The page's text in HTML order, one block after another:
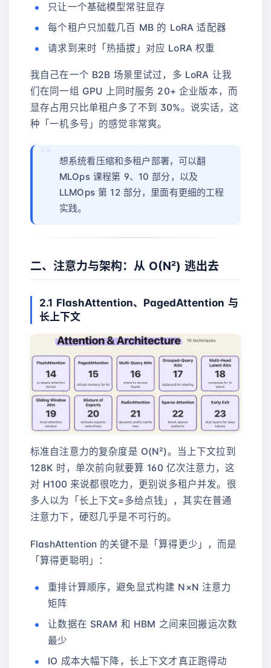
只让一个基础模型常驻显存
每个租户只加载几百 MB 的 LoRA 适配器
请求到来时「热插拔」对应 LoRA 权重
我自己在一个 B2B 场景里试过，多 LoRA 让我
们在同一组 GPU 上同时服务 20+ 企业版本，而
显存占用只比单租户多了不到 30%。说实话，这
种「一机多号」的感觉非常爽。
想系统看压缩和多租户部署，可以翻
MLOps 课程第 9、10 部分，以及
LLMOps 第 12 部分，里面有更细的工程
实践。
二、注意力与架构：从 O(N²) 逃出去
2.1 FlashAttention、PagedAttention 与
长上下文
标准自注意力的复杂度是 O(N²)。当上下文拉到
128K 时，单次前向就要算 160 亿次注意力，这
对 H100 来说都很吃力，更别说多租户并发。很
多人以为「长上下文=多给点钱」，其实在普通
注意力下，硬怼几乎是不可行的。
FlashAttention 的关键不是「算得更少」，而是
「算得更聪明」：
重排计算顺序，避免显式构建 N×N 注意力
矩阵
让数据在 SRAM 和 HBM 之间来回搬运次数
最少
IO 成本大幅下降，长上下文才真正跑得动